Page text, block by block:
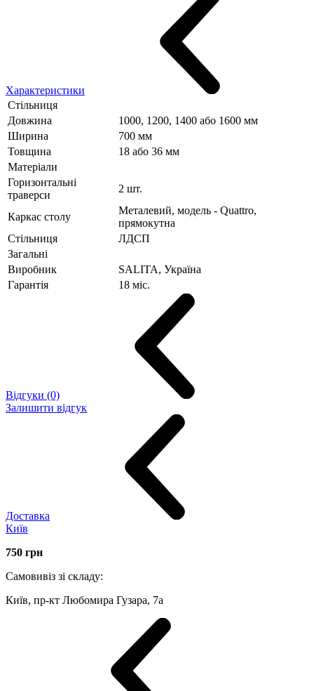
Характеристики
Стільниця
Довжина
1000, 1200, 1400 або 1600 мм
Ширина
700 мм
Товщина
18 або 36 мм
Матеріали
Горизонтальні
траверси
2 шт.
Каркас столу
Металевий, модель - Quattro,
прямокутна
Стільниця
ЛДСП
Загальні
Виробник
SALITA, Україна
Гарантія
18 міс.
Відгуки (0)
Залишити відгук
Доставка
Київ
750 грн
Самовивіз зі складу:
Київ, пр-кт Любомира Гузара, 7а